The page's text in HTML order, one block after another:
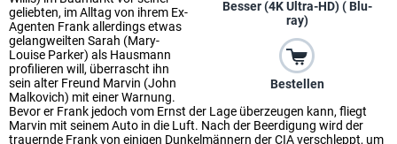
Besser (4K Ultra-HD) ( Blu-
ray)
Bestellen
geliebten, im Alltag von ihrem Ex-
Agenten Frank allerdings etwas
gelangweilten Sarah (Mary-
Louise Parker) als Hausmann
profilieren will, überrascht ihn
sein alter Freund Marvin (John
Malkovich) mit einer Warnung.
Bevor er Frank jedoch vom Ernst der Lage überzeugen kann, fliegt
Marvin mit seinem Auto in die Luft. Nach der Beerdigung wird der
trauernde Frank von einigen Dunkelmännern der CIA verschleppt, um